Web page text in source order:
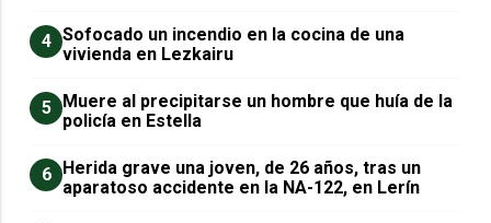
4 Sofocado un incendio en la cocina de una
vivienda en Lezkairu
5 Muere al precipitarse un hombre que huía de la
policía en Estella
6 Herida grave una joven, de 26 años, tras un
aparatoso accidente en la NA-122, en Lerín